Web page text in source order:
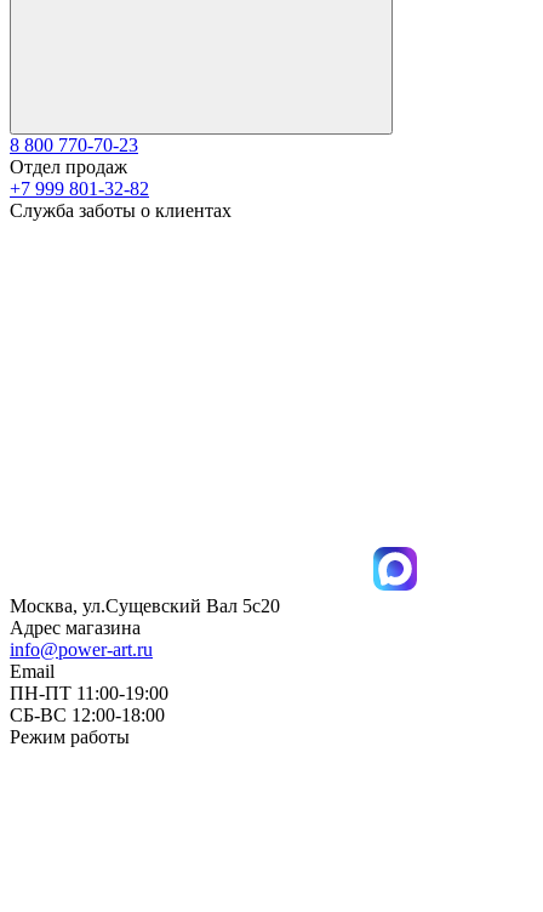
8 800 770-70-23
Отдел продаж
+7 999 801-32-82
Служба заботы о клиентах
Москва, ул.Сущевский Вал 5с20
Адрес магазина
info@power-art.ru
Email
ПН-ПТ 11:00-19:00
СБ-ВС 12:00-18:00
Режим работы